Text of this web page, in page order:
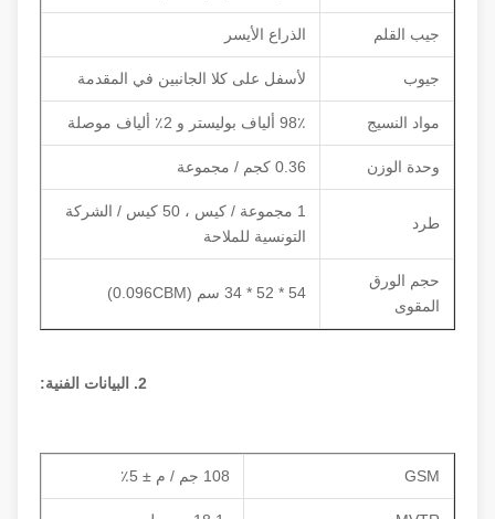
جيب القلم الذراع الأيسر
لأسفل على كلا الجانبين في المقدمة
مواد النسيج
وحدة الوزن
1 مجموعة / كيس ، 50 كيس / الشركة
التونسية للملاحة
حجم الورق
المقوى